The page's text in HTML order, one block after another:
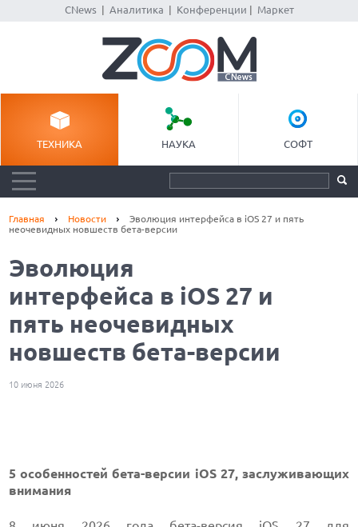
CNews| Аналитика Конференции Маркет
ТЕХНИКА НАУКА СОФТ
Главная Новости
Эволюция интерфейса в iOS 27 и пять
неочевидных новшеств бета-версии
Эволюция
интерфейса в iOS 27 и
пять неочевидных
новшеств бета-версии
10 июня 2026
5 особенностей бета-версии iOS 27, заслуживающих
внимания